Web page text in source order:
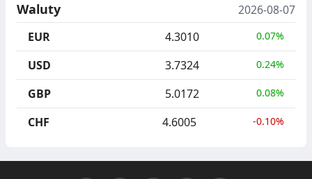
Waluty
2026-08-07
EUR
4.3010 0.07%
USD 3.7324 0.24%
GBP 5.0172 0.08%
CHF 4.6005 -0.10%